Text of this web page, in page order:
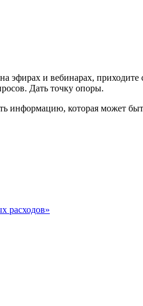
эфирах и вебинарах,
Дать точку опоры.
информацию, которая может
расходов»